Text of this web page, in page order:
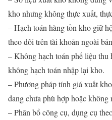
kho nhưng không thực xuất,
– Hạch toán hàng tồn kho giữ
theo dõi trên tài khoản ngoài
– Không hạch toán phế liệu
không hạch toán nhập lại kho.
– Phương pháp tính giá xuất
dang chưa phù hợp hoặc không
– Phân bổ công cụ, dụng cụ